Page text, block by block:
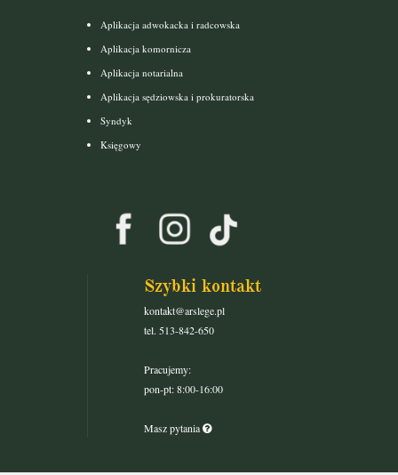
Aplikacja adwokacka i radcowska
Aplikacja komornicza
Aplikacja notarialna
Aplikacja sędziowska i prokuratorska
Syndyk
Księgowy
Szybki kontakt
kontakt@arslege.pl
tel. 513-842-650
Pracujemy:
pon-pt: 8:00-16:00
Masz pytania